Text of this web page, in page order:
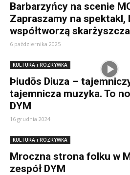
Barbarzyńcy na scenie
Zapraszamy na spektakl,
współtworzą
6 października 2025
KULTURA i ROZRYWKA
Þiudōs Diuza –
tajemnicza muzyka. To
DYM
16 grudnia 2024
KULTURA i ROZRYWKA
Mroczna strona folku w
zespół DYM